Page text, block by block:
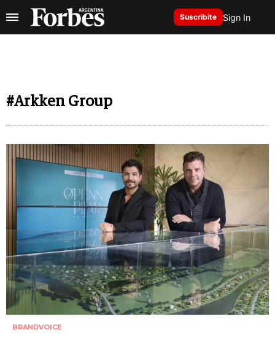
Suscribite Sign In
#Arkken Group
BRANDVOICE